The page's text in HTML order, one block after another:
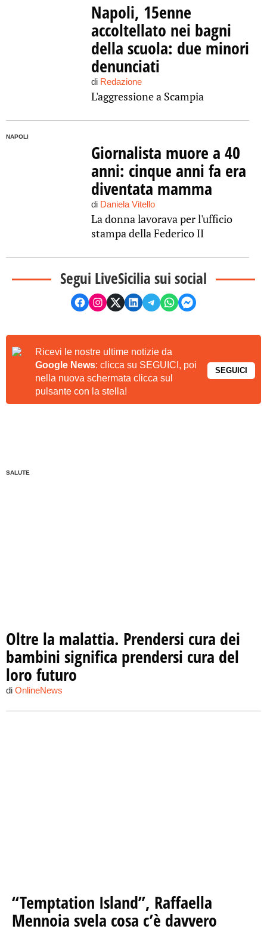
Napoli, 15enne
accoltellato nei bagni
della scuola: due minori
denunciati
di Redazione
L'aggressione a Scampia
NAPOLI
Giornalista muore a 40
anni: cinque anni fa era
diventata mamma
di Daniela Vitello
La donna lavorava per l'ufficio
stampa della Federico II
Segui LiveSicilia sui social
Ricevi le nostre ultime notizie da
Google News: clicca su SEGUICI, poi
nella nuova schermata clicca sul
pulsante con la stella!
SEGUICI
SALUTE
Oltre la malattia. Prendersi cura dei
bambini significa prendersi cura del
loro futuro
di OnlineNews
“Temptation Island”, Raffaella
Mennoia svela cosa c’è davvero